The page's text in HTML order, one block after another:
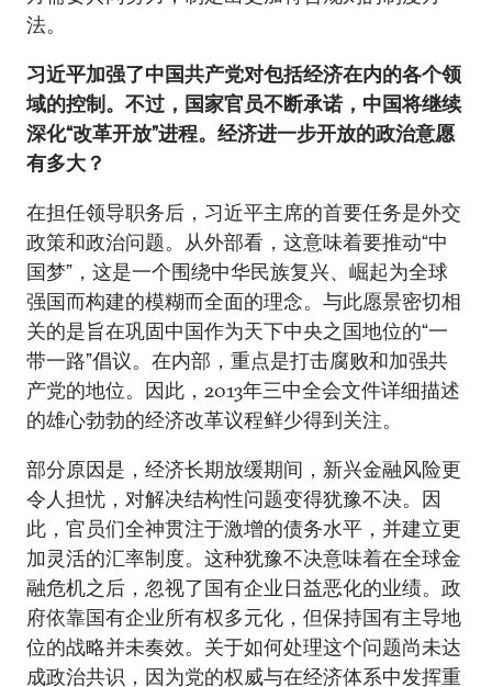
法。
习近平加强了中国共产党对包括经济在内的各个领
域的控制。不过，国家官员不断承诺，中国将继续
深化“改革开放”进程。经济进一步开放的政治意愿
有多大？
在担任领导职务后，习近平主席的首要任务是外交
政策和政治问题。从外部看，这意味着要推动“中
国梦”，这是一个围绕中华民族复兴、崛起为全球
强国而构建的模糊而全面的理念。与此愿景密切相
关的是旨在巩固中国作为天下中央之国地位的“一
带一路”倡议。在内部，重点是打击腐败和加强共
产党的地位。因此，2013年三中全会文件详细描述
的雄心勃勃的经济改革议程鲜少得到关注。
部分原因是，经济长期放缓期间，新兴金融风险更
令人担忧，对解决结构性问题变得犹豫不决。因
此，官员们全神贯注于激增的债务水平，并建立更
加灵活的汇率制度。这种犹豫不决意味着在全球金
融危机之后，忽视了国有企业日益恶化的业绩。政
府依靠国有企业所有权多元化，但保持国有主导地
位的战略并未奏效。关于如何处理这个问题尚未达
成政治共识，因为党的权威与在经济体系中发挥重